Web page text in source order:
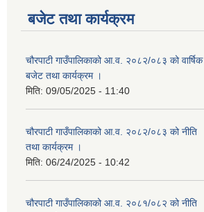
बजेट तथा कार्यक्रम
चौरपाटी गाउँपालिकाको आ.व. २०८२/०८३ को वार्षिक
बजेट तथा कार्यक्रम ।
मिति: 09/05/2025 - 11:40
चौरपाटी गाउँपालिकाको आ.व. २०८२/०८३ को नीति
तथा कार्यक्रम ।
मिति: 06/24/2025 - 10:42
चौरपाटी गाउँपालिकाको आ.व. २०८१/०८२ को नीति